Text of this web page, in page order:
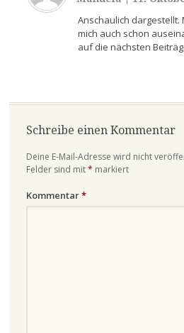
Anschaulich dargestellt.
mich auch schon
auf die nächsten
Schreibe einen Kommentar
Deine E-Mail-Adresse wird nicht
Felder sind mit* markiert
Kommentar*